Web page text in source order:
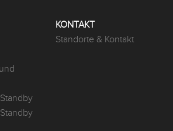
KONTAKT
Standorte & Kontakt